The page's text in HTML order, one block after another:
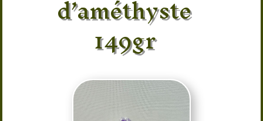
d’améthyste
149gr